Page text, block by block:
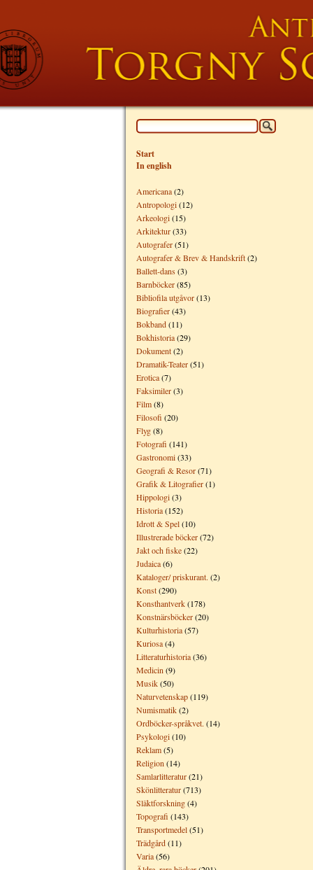
Start
In english
Americana(2)
Antropologi(12)
Arkeologi(15)
Arkitektur(33)
Autografer(51)
Autografer & Brev & Handskrift(2)
Ballett-dans (3)
Barnböcker(85)
Bibliofila utgåvor(13)
Biografier(43)
Bokband(11)
Bokhistoria(29)
Dokument(2)
Dramatik-Teater(51)
Erotica(7)
Faksimiler(3)
Film(8)
Filosofi (20)
Flyg(8)
Fotografi (141)
Gastronomi(33)
Geografi & Resor(71)
Grafik & Litografier(1)
Hippologi(3)
Historia(152)
Idrott & Spel(10)
Illustrerade böcker(72)
Jakt och fiske(22)
Judaica(6)
Kataloger/ priskurant. (2)
Konst(290)
Konsthantverk(178)
Konstnärsböcker(20)
Kulturhistoria(57)
Kuriosa(4)
Litteraturhistoria(36)
Medicin (9)
Musik(50)
Naturvetenskap(119)
Numismatik(2)
Ordböcker-språkvet. (14)
Psykologi(10)
Reklam(5)
Religion (14)
Samlarlitteratur(21)
Skönlitteratur(713)
Släktforskning(4)
Topografi (143)
Transportmedel(51)
Trädgård(11)
Varia(56)